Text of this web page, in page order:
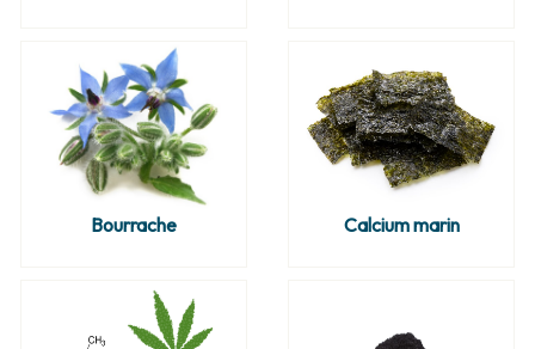
Bourrache Calcium marin